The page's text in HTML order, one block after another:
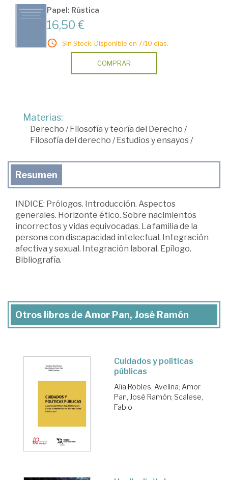
Papel: Rústica
16,50 €
Sin Stock. Disponible en 7/10 días.
COMPRAR
Materias:
Derecho /Filosofía y teoría del Derecho /
Filosofía del derecho /Estudios y ensayos/
Resumen
INDICE: Prólogos. Introducción. Aspectos
generales. Horizonte ético. Sobre nacimientos
incorrectos y vidas equivocadas. La familia de la
persona con discapacidad intelectual. Integración
afectiva y sexual. Integración laboral. Epílogo.
Bibliografía.
Otros libros de Amor Pan, José Ramón
Cuidados y políticas
públicas
Alía Robles, Avelina; Amor
Pan, José Ramón; Scalese,
Fabio